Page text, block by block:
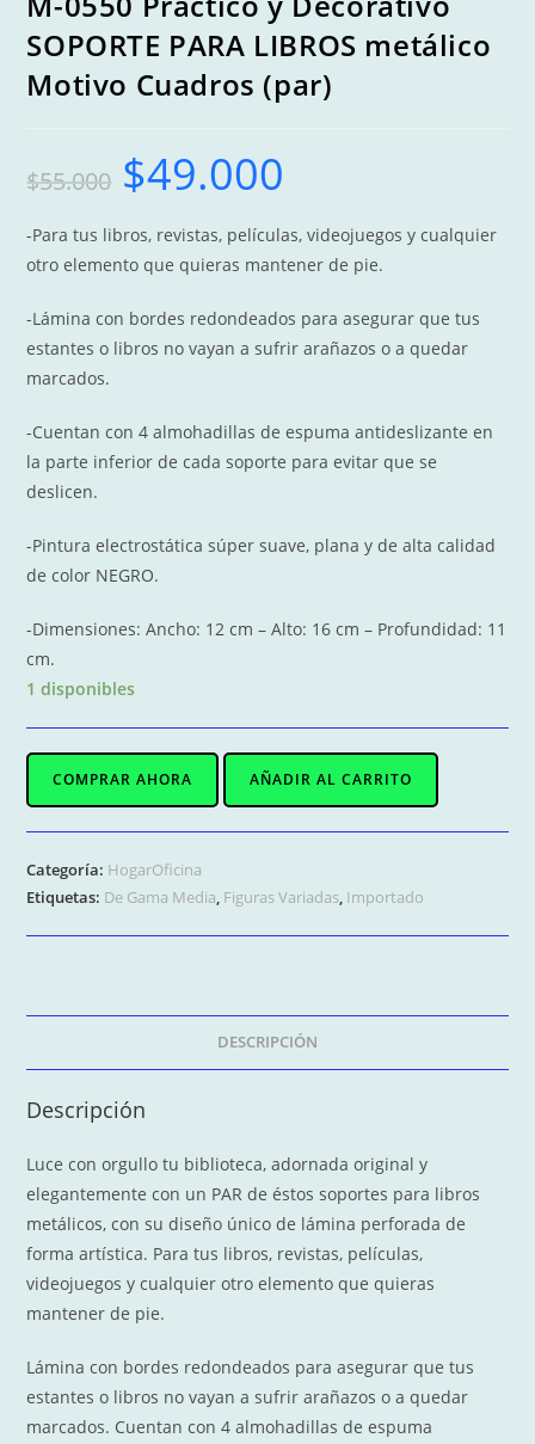
SOPORTE PARA LIBROS metálico
Motivo Cuadros (par)
$55.000
Original
price
was:
$49.000
-Para tus libros, revistas, películas, videojuegos y cualquier
otro elemento que quieras mantener de pie.
-Lámina con bordes redondeados para asegurar que tus
estantes o libros no vayan a sufrir arañazos o a quedar
marcados.
-Cuentan con 4 almohadillas de espuma antideslizante en
la parte inferior de cada soporte para evitar que se
deslicen.
-Pintura electrostática súper suave, plana y de alta calidad
de color NEGRO.
-Dimensiones: Ancho: 12 cm – Alto: 16 cm – Profundidad: 11
cm.
1 disponibles
Práctico
Decorativo
Cuadros
cantidad
COMPRAR AHORA AÑADIR AL CARRITO
Categoría: HogarOficina
Etiquetas: De Gama Media, Figuras Variadas, Importado
DESCRIPCIÓN
Descripción
Luce con orgullo tu biblioteca, adornada original y
elegantemente con un PAR de éstos soportes para libros
metálicos, con su diseño único de lámina perforada de
forma artística. Para tus libros, revistas, películas,
videojuegos y cualquier otro elemento que quieras
mantener de pie.
Lámina con bordes redondeados para asegurar que tus
estantes o libros no vayan a sufrir arañazos o a quedar
marcados. Cuentan con 4 almohadillas de espuma